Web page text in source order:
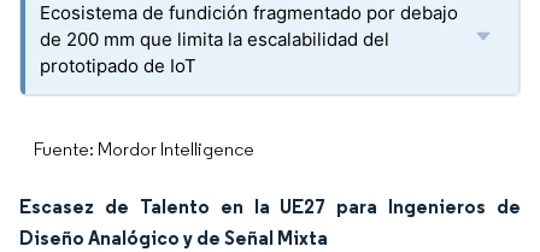
Ecosistema de fundición fragmentado por debajo
de 200 mm que limita la escalabilidad del
prototipado de IoT
Fuente: Mordor Intelligence
Escasez de Talento en la UE27 para Ingenieros de
Diseño Analógico y de Señal Mixta